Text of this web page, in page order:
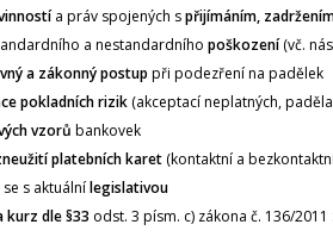
a práv spojených spřijímáním,
a nestandardního poškození(vč.
a zákonný postup při podezření na padělek
pokladních rizik (akceptací neplatných,
vzorů bankovek
platebních karet (kontaktní a
s aktuálnílegislativou
kurz dle §33 odst. 3 písm. c) zákona č. 136/2011